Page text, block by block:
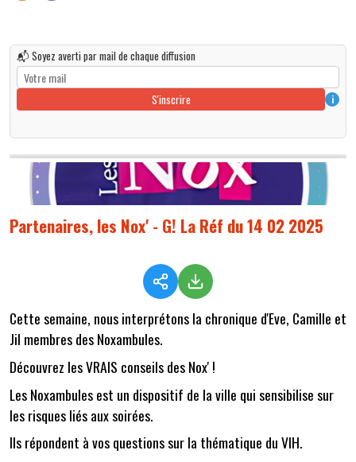
📬 Soyez averti par mail de chaque diffusion
S'inscrire i
Partenaires, les Nox' - G! La Réf du 14 02 2025
Cette semaine, nous interprétons la chronique d'Eve, Camille et
Jil membres des Noxambules.
Découvrez les VRAIS conseils des Nox' !
Les Noxambules est un dispositif de la ville qui sensibilise sur
les risques liés aux soirées.
Ils répondent à vos questions sur la thématique du VIH.